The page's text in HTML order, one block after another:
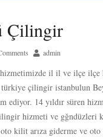
Çilingir
admin
il il ve ilçe ilçe
türkiye çilingir istanbulun
ediyor. 14 yıldır süren
hizmeti ve gğndüzleri
kilit arıza giderme ve oto